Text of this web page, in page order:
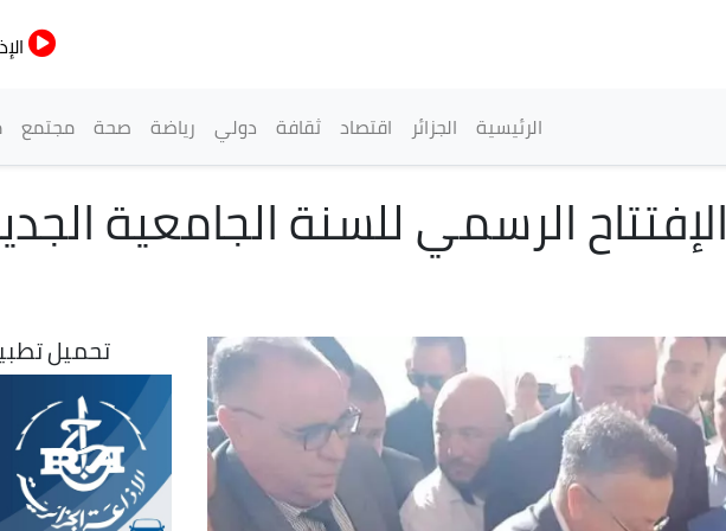
القائمة الرئيسية
الرئيسية الجزائر اقتصاد ثقافة دولي رياضة صحة مجتمع
الرسمي للسنة الجامعية
تحميل